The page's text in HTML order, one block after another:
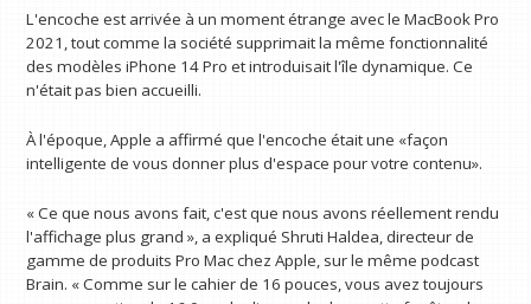
L'encoche est arrivée à un moment étrange avec le MacBook Pro
2021, tout comme la société supprimait la même fonctionnalité
des modèles iPhone 14 Pro et introduisait l'île dynamique. Ce
n'était pas bien accueilli.
À l'époque, Apple a affirmé que l'encoche était une «façon
intelligente de vous donner plus d'espace pour votre contenu».
« Ce que nous avons fait, c'est que nous avons réellement rendu
l'affichage plus grand », a expliqué Shruti Haldea, directeur de
gamme de produits Pro Mac chez Apple, sur le même podcast
Brain. « Comme sur le cahier de 16 pouces, vous avez toujours